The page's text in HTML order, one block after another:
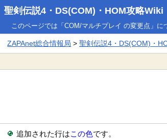
聖剣伝説4・DS(COM)・HOM攻略Wiki
このページでは「COM/マルチプレイ の変更点」に
ZAPAnet総合情報局 >聖剣伝説4・DS(COM)・
追加された行はこの色です。